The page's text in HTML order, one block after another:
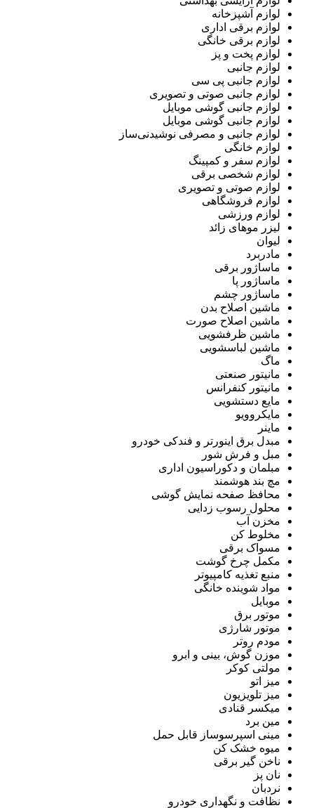
لوازم آشپزخانه
لوازم برقی اداری
لوازم برقی خانگی
لوازم پخت و پز
لوازم جانبی
لوازم جانبی پی سی
لوازم جانبی صوتی و تصویری
لوازم جانبی گوشی موبایل
لوازم جانبی گوشی موبایل
لوازم جانبی و مصرفی نوشیدنی‌ساز
لوازم خانگی
لوازم سفر و کمپینگ
لوازم شخصی برقی
لوازم صوتی و تصویری
لوازم فروشگاهی
لوازم ورزشی
لیزر موهای زائد
لیوان
مادربرد
ماساژور برقی
ماساژور پا
ماساژور چشم
ماشین اصلاح بدن
ماشین اصلاح صورت
ماشین ظرفشویی
ماشین لباسشویی
ماگ
مانیتور صنعتی
مانیتور کنفرانس
مایع دستشویی
مایکروویو
ماینر
مبدل برق اینورتر و فندکی خودرو
مبل و فرش شور
مبلمان و دکوراسیون اداری
مچ بند هوشمند
محافظ صفحه نمایش گوشی
محلول رسوب زدایی
مخزن آب
مخلوط کن
مسواک برقی
مکمل چرخ گوشت
منبع تغذیه کامپیوتر
مواد شوینده خانگی
موبایل
موتور برق
موتور شارژی
مودم روتر
موزن گوش، بینی و ابرو
مولتی کوکر
میز اتو
میز تلویزیون
میکسر قنادی
مین برد
مینی اسپرسوساز قابل حمل
میوه خشک کن
ناخن گیر برقی
نان پز
نردبان
نظافت و نگهداری خودرو